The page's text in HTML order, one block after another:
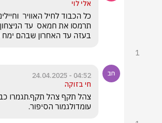
אלי לוי
בעזה עד האחרון שבהם ימח
1
04:52 - 24.04.2025
חי בזוקה
עומדולגמור הסיפור.